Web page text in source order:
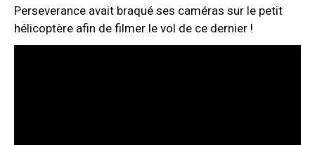
Perseverance avait braqué ses caméras sur le petit
hélicoptère afin de filmer le vol de ce dernier !